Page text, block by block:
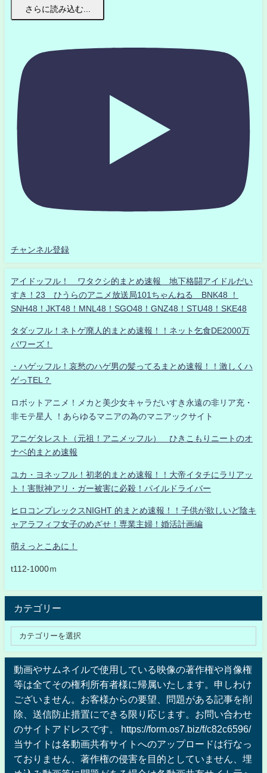
さらに読み込む...
チャンネル登録
アイドッフル！ ワタクシ的まとめ速報 地下格闘アイドルだい
すき！23 ひうらのアニメ放送局101ちゃんねる BNK48 ！
SNH48！JKT48！MNL48！SGO48！GNZ48！STU48！SKE48
タダッフル！ネトゲ廃人的まとめ速報！！ネット乞食DE2000万
パワーズ！
・ハゲッフル！哀愁のハゲ男の髪ってるまとめ速報！！激しくハ
ゲっTEL？
ロボットアニメ！メカと美少女キャラだいすき永遠の非リア充・
非モテ星人 ！あらゆるマニアの為のマニアックサイト
アニゲタレスト（元祖！アニメッフル） ひきこもりニートのオ
ナベ的まとめ速報
ユカ・ヨネッフル！初老的まとめ速報！！大帝イタチにラリアッ
ト！害獣神アリ・ガー被害に必殺！パイルドライバー
ヒロコンプレックスNIGHT 的まとめ速報！！子供が欲しいど陰キ
ャアラフィフ女子のめざせ！専業主婦！婚活計画編
萌えっとこあに！
t112-1000ｍ
カテゴリー
動画やサムネイルで使用している映像の著作権や肖像権
等は全てその権利所有者様に帰属いたします。申しわけ
ございません。お客様からの要望、問題がある記事を削
除、送信防止措置にできる限り応じます。お問い合わせ
のサイトアドレスです。 https://form.os7.biz/f/c82c6596/
当サイトは各動画共有サイトへのアップロードは行なっ
ておりません、著作権の侵害を目的としていません、埋